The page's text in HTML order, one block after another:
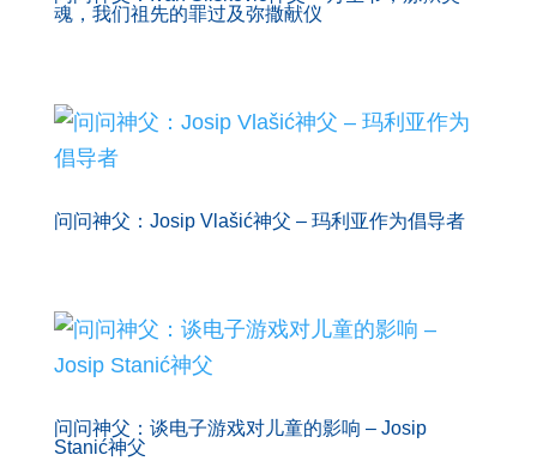
魂，我们祖先的罪过及弥撒献仪
问问神父：Josip Vlašić神父 – 玛利亚作为倡导者
问问神父：谈电子游戏对儿童的影响 – Josip
Stanić神父